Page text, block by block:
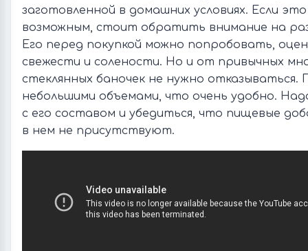
заготовленной в домашних условиях. Если
возможным, стоит обратить внимание на
Его перед покупкой можно попробовать,
свежести и солености. Но и от привычных
стеклянных баночек не нужно отказываться.
небольшими объемами, что очень удобно.
с его составом и убедиться, что пищевые
в нем не присутствуют.